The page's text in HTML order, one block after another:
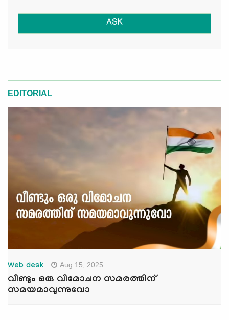
ASK
EDITORIAL
Web desk Aug 15, 2025
വീണ്ടും ഒരു വിമോചന സമരത്തിന്
സമയമാവുന്നുവോ